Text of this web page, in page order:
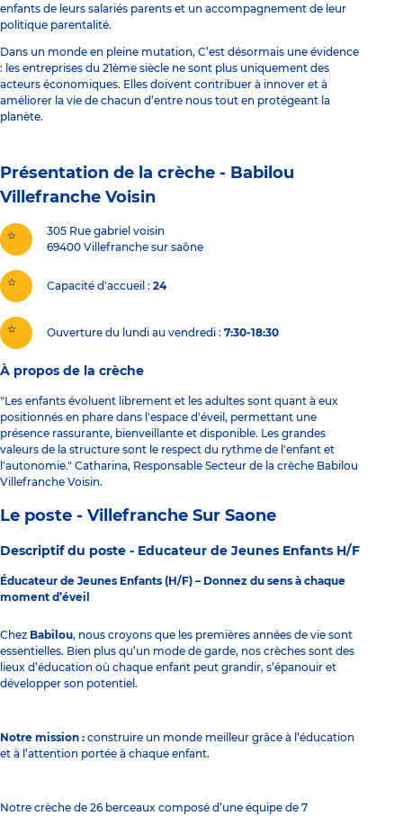
enfants de leurs salariés parents et un accompagnement de leur
politique parentalité.
Dans un monde en pleine mutation, C’est désormais une évidence
: les entreprises du 21ème siècle ne sont plus uniquement des
acteurs économiques. Elles doivent contribuer à innover et à
améliorer la vie de chacun d’entre nous tout en protégeant la
planète.
Présentation de la crèche - Babilou
Villefranche Voisin
305 Rue gabriel voisin
69400 Villefranche sur saône
Capacité d'accueil 24
Ouverture du lundi au vendredi : 7:30-18:30
À propos de la crèche
"Les enfants évoluent librement et les adultes sont quant à eux
positionnés en phare dans l'espace d'éveil, permettant une
présence rassurante, bienveillante et disponible. Les grandes
valeurs de la structure sont le respect du rythme de l'enfant et
l'autonomie." Catharina, Responsable Secteur de la crèche Babilou
Villefranche Voisin.
Le poste - Villefranche Sur Saone
Descriptif du poste - Educateur de Jeunes Enfants H/F
Éducateur de Jeunes Enfants (H/F) – Donnez du sens à chaque
moment d’éveil
Chez Babilou, nous croyons que les premières années de vie sont
essentielles. Bien plus qu’un mode de garde, nos crèches sont des
lieux d’éducation où chaque enfant peut grandir, s’épanouir et
développer son potentiel.
Notre mission : construire un monde meilleur grâce à l’éducation
et à l’attention portée à chaque enfant.
Notre crèche de 26 berceaux composé d’une équipe de 7